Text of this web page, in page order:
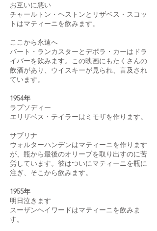
お互いに悪い
チャールトン・ヘストンとリザベス・スコッ
トはマティーニを飲みます。
ここから永遠へ
バート・ランカスターとデボラ・カーはドラ
イバーを飲みます。この映画にもたくさんの
飲酒があり、ウイスキーが見られ、言及され
ています。
1954年
ラプソディー
エリザベス・テイラーはミモザを作ります。
サブリナ
ウォルターハンデンはマティーニを作ります
が、瓶から最後のオリーブを取り出すのに苦
労しています。彼はついにマティーニを瓶に
注ぎ、そこから飲みます。
1955年
明日泣きます
スーザンヘイワードはマティーニを飲みま
す。